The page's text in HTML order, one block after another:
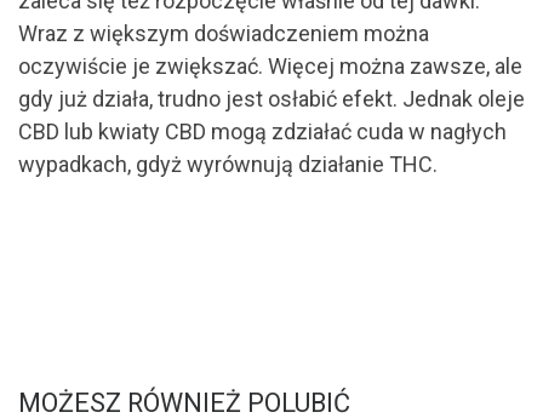
Wraz z większym doświadczeniem można
oczywiście je zwiększać. Więcej można zawsze, ale
gdy już działa, trudno jest osłabić efekt. Jednak oleje
CBD lub kwiaty CBD mogą zdziałać cuda w nagłych
wypadkach, gdyż wyrównują działanie THC.
MOŻESZ RÓWNIEŻ POLUBIĆ